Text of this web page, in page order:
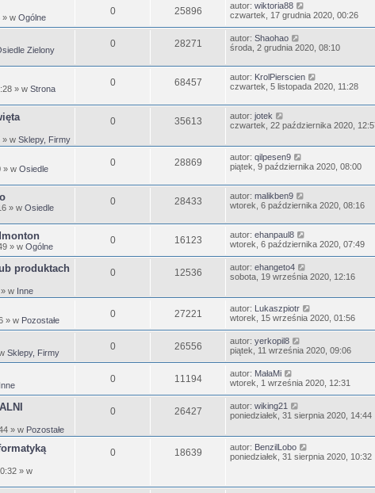
» w Ogólne
0 25896 autor: wiktoria88
czwartek, 17 grudnia 2020, 00:26
Zielony
0 28271 autor: Shaohao
środa, 2 grudnia 2020, 08:10
» w Strona
0 68457 autor: KrolPierscien
czwartek, 5 listopada 2020, 11:28
» w Sklepy, Firmy
0 35613 autor: jotek
czwartek, 22 października 2020,
» w Osiedle
0 28869 autor: qilpesen9
piątek, 9 października 2020, 08:00
» w Osiedle
0 28433 autor: malikben9
wtorek, 6 października 2020, 08:16
» w Ogólne
0 16123 autor: ehanpaul8
wtorek, 6 października 2020, 07:49
produktach
» w Inne
0 12536 autor: ehangeto4
sobota, 19 września 2020, 12:16
» w Pozostałe
0 27221 autor: Lukaszpiotr
wtorek, 15 września 2020, 01:56
Sklepy, Firmy
0 26556 autor: yerkopil8
piątek, 11 września 2020, 09:06
Inne
0 11194 autor: MałaMi
wtorek, 1 września 2020, 12:31
» w Pozostałe
0 26427 autor: wiking21
poniedziałek, 31 sierpnia 2020, 14:44
» w
0 18639 autor: BenzilLobo
poniedziałek, 31 sierpnia 2020, 10:32